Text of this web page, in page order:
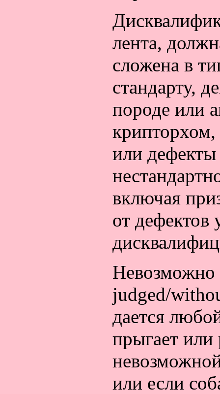
лента,
сложена в
стандарту,
породе или
или дефекты
включая
от
Невозможно
judged/
дается
прыгает или
или если